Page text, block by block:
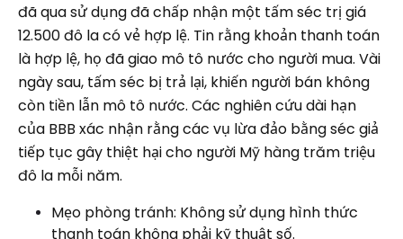
đã qua sử dụng đã chấp nhận một tấm séc trị giá
12.500 đô la có vẻ hợp lệ. Tin rằng khoản thanh toán
là hợp lệ, họ đã giao mô tô nước cho người mua. Vài
ngày sau, tấm séc bị trả lại, khiến người bán không
còn tiền lẫn mô tô nước. Các nghiên cứu dài hạn
của BBB xác nhận rằng các vụ lừa đảo bằng séc giả
tiếp tục gây thiệt hại cho người Mỹ hàng trăm triệu
đô la mỗi năm.
Mẹo phòng tránh: Không sử dụng hình thức
thanh toán không phải kỹ thuật số.